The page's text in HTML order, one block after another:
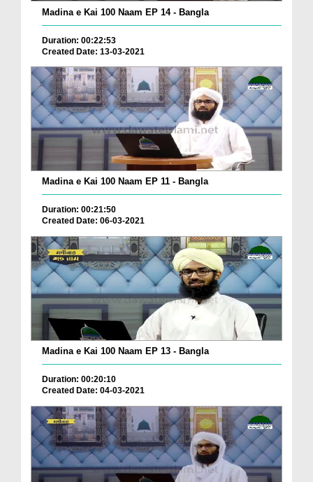
Madina e Kai 100 Naam EP 14 - Bangla
Duration: 00:22:53
Created Date: 13-03-2021
Madina e Kai 100 Naam EP 11 - Bangla
Duration: 00:21:50
Created Date: 06-03-2021
Madina e Kai 100 Naam EP 13 - Bangla
Duration: 00:20:10
Created Date: 04-03-2021